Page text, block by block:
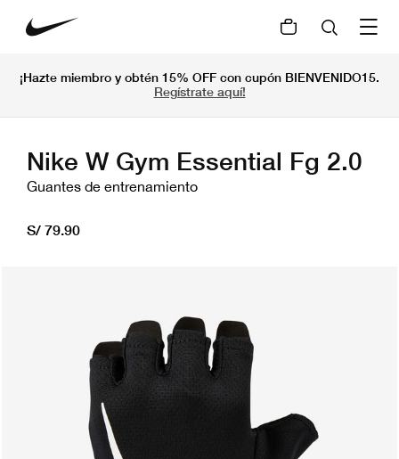
¡Hazte miembro y obtén 15% OFF con cupón BIENVENIDO15.
Regístrate aquí!
Nike W Gym Essential Fg 2.0
Guantes de entrenamiento
S/ 79.90